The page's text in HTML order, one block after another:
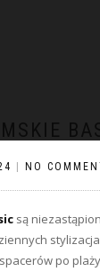
NO
są
po